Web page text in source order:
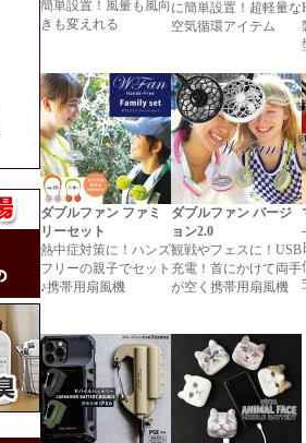
簡単設置！風量も風向
きも変えれる
に簡単設置！超軽量な
空気循環アイテム
ダブルファン ファミ
リーセット
熱中症対策に！ハンズ
フリーの親子でセット
♪携帯用扇風機
ダブルファン バージ
ョン2.0
観戦やフェスに！USB
充電！首にかけて両手
が空く携帯用扇風機